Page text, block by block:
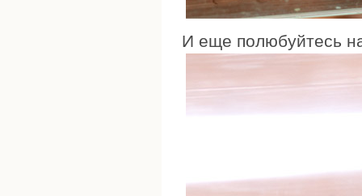
И еще полюбуйтесь